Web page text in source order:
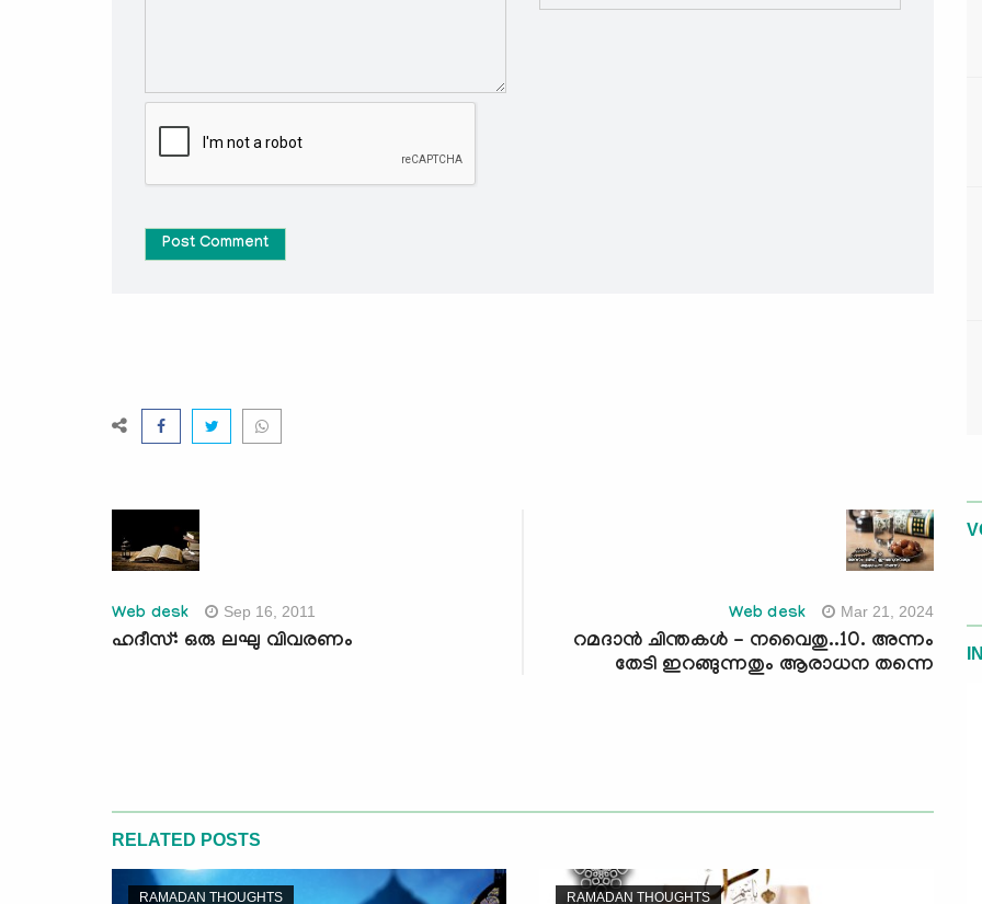
Post Comment
Web desk Sep 16, 2011
ഹദീസ്: ഒരു ലഘു വിവരണം
Web desk Mar 21, 2024
റമദാന്‍ ചിന്തകള്‍ - നവൈതു..10. അന്നം
തേടി ഇറങ്ങുന്നതും ആരാധന തന്നെ
RELATED POSTS
RAMADAN THOUGHTS RAMADAN THOUGHTS